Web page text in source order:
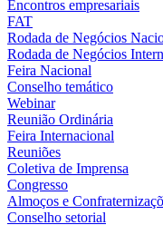
Encontros empresariais
FAT
Rodada de Negócios
Rodada de Negócios
Feira Nacional
Conselho temático
Webinar
Reunião Ordinária
Feira Internacional
Reuniões
Coletiva de Imprensa
Congresso
Almoços e
Conselho setorial